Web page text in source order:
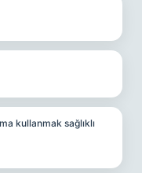
kullanmak sağlıklı